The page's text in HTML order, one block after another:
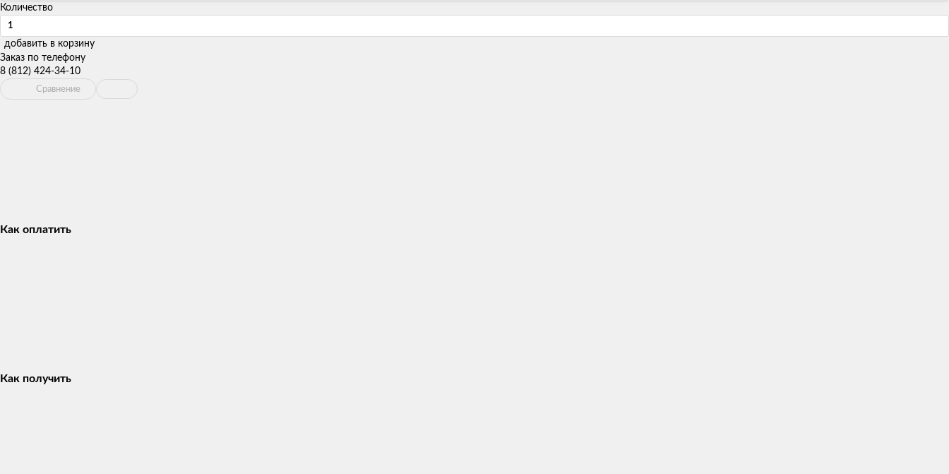
Количество
добавить в корзину
Заказ по телефону
8 (812) 424-34-10
Сравнение
Как оплатить
Как получить